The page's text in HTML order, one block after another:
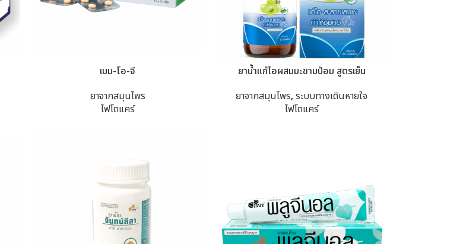
เมม-โอ-จี
ยาจากสมุนไพร
ไฟโตแคร์
ยาน้ำแก้ไอผสมมะขามป้อม สูตรเย็น
ยาจากสมุนไพร,ระบบทางเดินหายใจ
ไฟโตแคร์